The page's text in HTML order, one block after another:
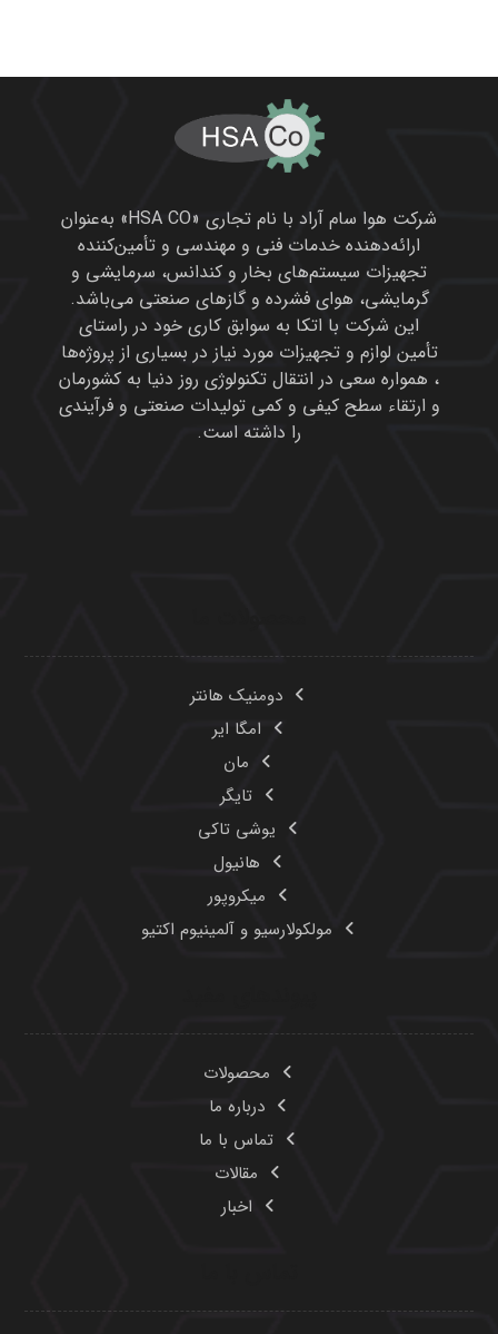
شرکت هوا سام آراد با نام تجاری «HSA CO» به‌عنوان
ارائه‌دهنده خدمات فنی و مهندسی و تأمین‌کننده
تجهیزات سیستم‌های بخار و کندانس، سرمایشی و
گرمایشی، هوای فشرده و گازهای صنعتی می‌باشد.
این شرکت با اتکا به سوابق کاری خود در راستای
تأمین لوازم و تجهیزات مورد نیاز در بسیاری از پروژه‌ها
، همواره سعی در انتقال تکنولوژی روز دنیا به کشورمان
و ارتقاء سطح کیفی و کمی تولیدات صنعتی و فرآیندی
را داشته است.
دومنیک هانتر
امگا ایر
مان
تایگر
یوشی تاکی
هانیول
میکروپور
مولکولارسیو و آلمینیوم اکتیو
محصولات
درباره ما
تماس با ما
مقالات
اخبار